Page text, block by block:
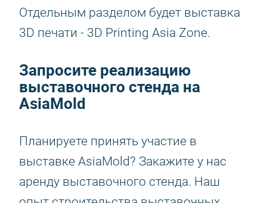
Отдельным разделом будет выставка
3D печати - 3D Printing Asia Zone.
Запросите реализацию
выставочного стенда на
AsiaMold
Планируете принять участие в
выставке AsiaMold? Закажите у нас
аренду выставочного стенда. Наш